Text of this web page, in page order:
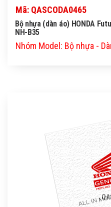
Mã: QASCODA0465
Bộ nhựa (dàn áo) HONDA
NH-B35
Nhóm Model: Bộ nhựa -